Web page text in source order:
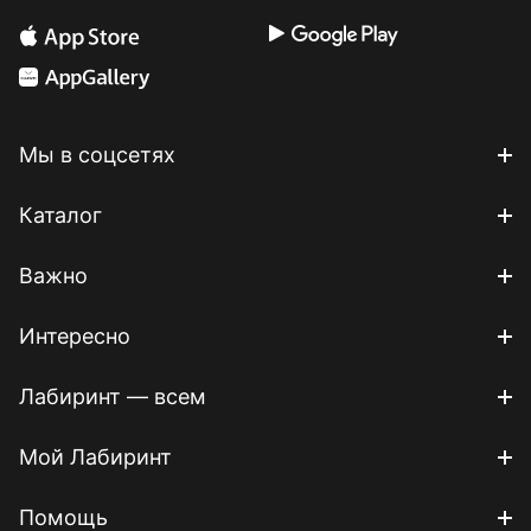
Мы в соцсетях
Каталог
Важно
Интересно
Лабиринт — всем
Мой Лабиринт
Помощь